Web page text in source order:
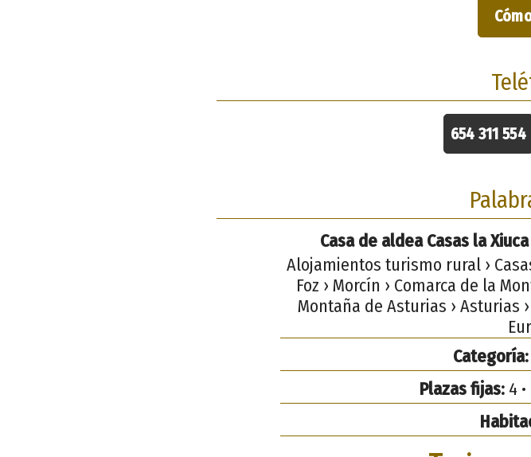
654 311 554
Casa de aldea Casas la
Alojamientos turismo rural ›
Foz › Morcín › Comarca de la
Montaña de Asturias › Asturias
Categoría:
Plazas fijas:4 •